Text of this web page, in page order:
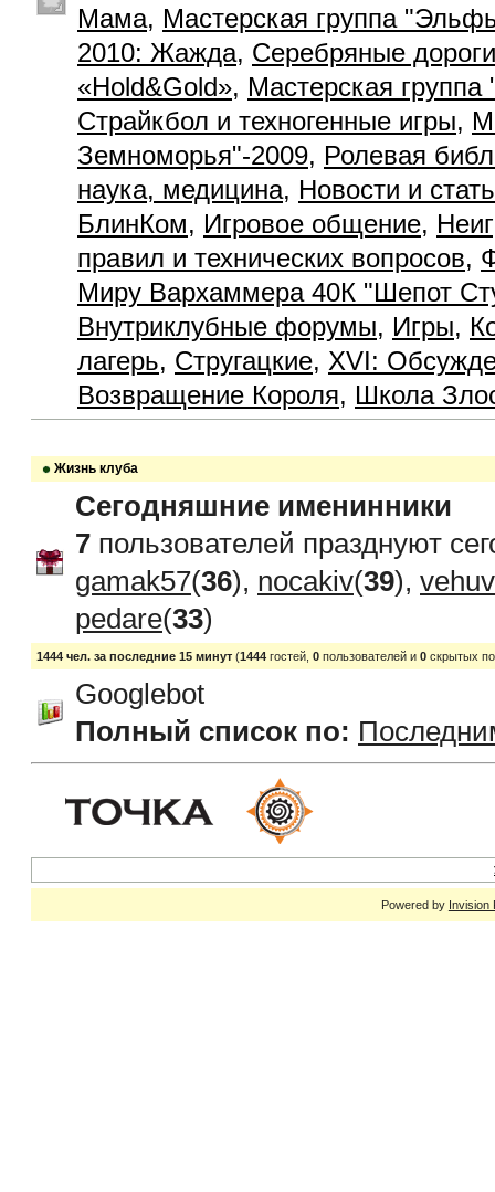
Мама, Мастерская группа
2010: Жажда, Серебряные дороги
«Hold&Gold», Мастерская
Страйкбол и техногенные игры,
Земноморья"-2009, Ролевая
наука, медицина, Новости и
БлинКом, Игровое общение,
правил и технических вопросов,
Миру Вархаммера 40К "Шепот
Внутриклубные форумы, Игры,
лагерь, Стругацкие, XVI:
Возвращение Короля, Школа
Жизнь клуба
Сегодняшние именинники
7 пользователей празднуют
gamak57(36), nocakiv(39),
pedare(33)
1444 чел. за последние 15 минут (1444 гостей, 0 пользователей и 0 скрытых
Googlebot
Полный список по:
Powered by Invision